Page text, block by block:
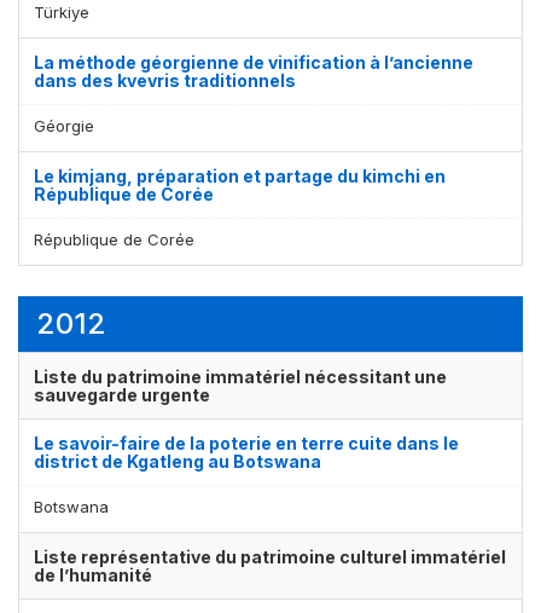
Türkiye
La méthode géorgienne de vinification à l’ancienne
dans des kvevris traditionnels
Géorgie
Le kimjang, préparation et partage du kimchi en
République de Corée
République de Corée
2012
Liste du patrimoine immatériel nécessitant une
sauvegarde urgente
Le savoir-faire de la poterie en terre cuite dans le
district de Kgatleng au Botswana
Botswana
Liste représentative du patrimoine culturel immatériel
de l’humanité